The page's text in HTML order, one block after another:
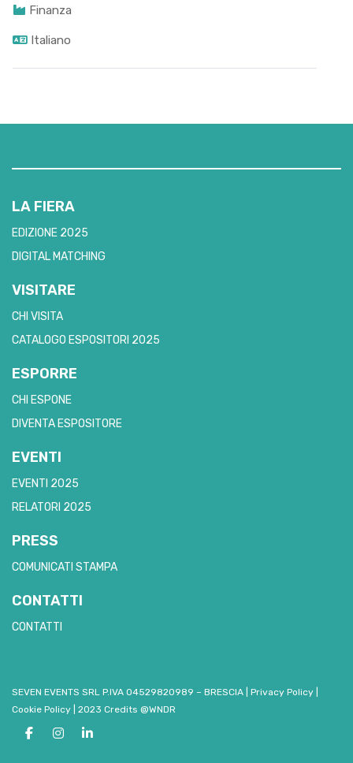
Finanza
Italiano
LA FIERA
EDIZIONE 2025
DIGITAL MATCHING
VISITARE
CHI VISITA
CATALOGO ESPOSITORI 2025
ESPORRE
CHI ESPONE
DIVENTA ESPOSITORE
EVENTI
EVENTI 2025
RELATORI 2025
PRESS
COMUNICATI STAMPA
CONTATTI
CONTATTI
SEVEN EVENTS SRL P.IVA 04529820989 – BRESCIA Privacy Policy
Cookie Policy
2023 Credits @WNDR